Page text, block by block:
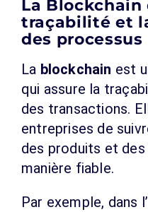
La Blockchain
traçabilité et
des processus
La blockchain est
qui assure la
des transactions.
entreprises de
des produits et
manière fiable.
Par exemple, dans